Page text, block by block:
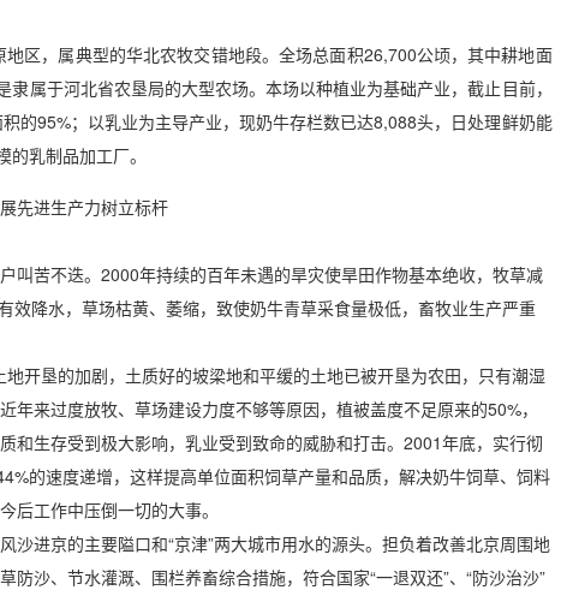
，属典型的华北农牧交错地段。全场总面积26,700公顷，其中耕地面
属于河北省农垦局的大型农场。本场以种植业为基础产业，截止目前，
的95%；以乳业为主导产业，现奶牛存栏数已达8,088头，日处理鲜奶能
乳制品加工厂。
先进生产力树立标杆
苦不迭。2000年持续的百年未遇的旱灾使旱田作物基本绝收，牧草减
效降水，草场枯黄、萎缩，致使奶牛青草采食量极低，畜牧业生产严重
垦的加剧，土质好的坡梁地和平缓的土地已被开垦为农田，只有潮湿
年来过度放牧、草场建设力度不够等原因，植被盖度不足原来的50%，
和生存受到极大影响，乳业受到致命的威胁和打击。2001年底，实行彻
的速度递增，这样提高单位面积饲草产量和品质，解决奶牛饲草、饲料
后工作中压倒一切的大事。
进京的主要隘口和“京津”两大城市用水的源头。担负着改善北京周围地
防沙、节水灌溉、围栏养畜综合措施，符合国家“一退双还”、“防沙治沙”